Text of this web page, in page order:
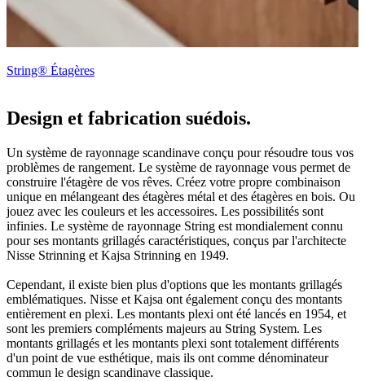
String® Étagères
Design et fabrication suédois.
Un système de rayonnage scandinave conçu pour résoudre tous vos
problèmes de rangement. Le système de rayonnage vous permet de
construire l'étagère de vos rêves. Créez votre propre combinaison
unique en mélangeant des étagères métal et des étagères en bois. Ou
jouez avec les couleurs et les accessoires. Les possibilités sont
infinies. Le système de rayonnage String est mondialement connu
pour ses montants grillagés caractéristiques, conçus par l'architecte
Nisse Strinning et Kajsa Strinning en 1949.
Cependant, il existe bien plus d'options que les montants grillagés
emblématiques. Nisse et Kajsa ont également conçu des montants
entièrement en plexi. Les montants plexi ont été lancés en 1954, et
sont les premiers compléments majeurs au String System. Les
montants grillagés et les montants plexi sont totalement différents
d'un point de vue esthétique, mais ils ont comme dénominateur
commun le design scandinave classique.